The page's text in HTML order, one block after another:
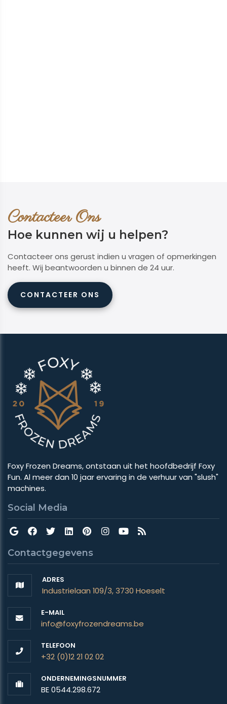
Contacteer Ons
Hoe kunnen wij u helpen?
Contacteer ons gerust indien u vragen of opmerkingen
heeft. Wij beantwoorden u binnen de 24 uur.
CONTACTEER ONS
Foxy Frozen Dreams, ontstaan uit het hoofdbedrijf Foxy
Fun. Al meer dan 10 jaar ervaring in de verhuur van "slush"
machines.
Social Media
Contactgegevens
ADRES
Industrielaan 109/3, 3730 Hoeselt
E-MAIL
info@foxyfrozendreams.be
TELEFOON
+32 (0)12 21 02 02
ONDERNEMINGSNUMMER
BE 0544.298.672